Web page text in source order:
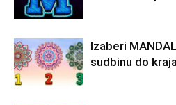
Izaberi
sudbinu do